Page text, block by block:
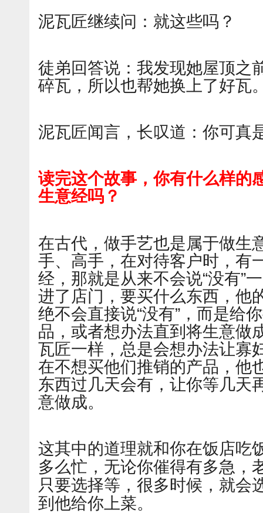
泥瓦匠继续问：就这些吗？
徒弟回答说：我发现她屋顶之
碎瓦，所以也帮她换上了好瓦
泥瓦匠闻言，长叹道：你可真
读完这个故事，你有什么样的
生意经吗？
在古代，做手艺也是属于做生
手、高手，在对待客户时，有
经，那就是从来不会说“没有”
进了店门，要买什么东西，他
绝不会直接说“没有”，而是给
品，或者想办法直到将生意做
瓦匠一样，总是会想办法让寡
在不想买他们推销的产品，他
东西过几天会有，让你等几天
意做成。
这其中的道理就和你在饭店吃
多么忙，无论你催得有多急，
只要选择等，很多时候，就会
到他给你上菜。